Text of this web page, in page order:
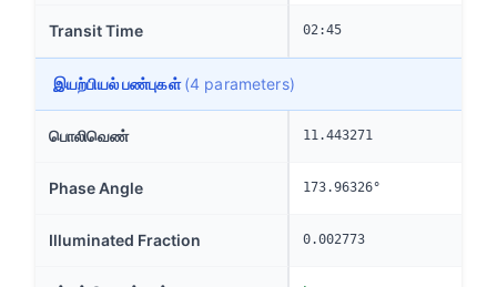
Transit Time 02:45
இயற்பியல் பண்புகள்(4 parameters)
பொலிவெண் 11.443271
Phase Angle 173.96326°
Illuminated Fraction 0.002773